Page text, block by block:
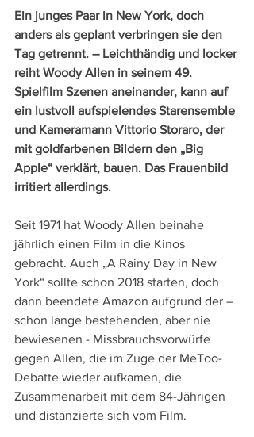
Ein junges Paar in New York, doch
anders als geplant verbringen sie den
Tag getrennt. – Leichthändig und locker
reiht Woody Allen in seinem 49.
Spielfilm Szenen aneinander, kann auf
ein lustvoll aufspielendes Starensemble
und Kameramann Vittorio Storaro, der
mit goldfarbenen Bildern den „Big
Apple“ verklärt, bauen. Das Frauenbild
irritiert allerdings.
Seit 1971 hat Woody Allen beinahe
jährlich einen Film in die Kinos
gebracht. Auch „A Rainy Day in New
York“ sollte schon 2018 starten, doch
dann beendete Amazon aufgrund der –
schon lange bestehenden, aber nie
bewiesenen - Missbrauchsvorwürfe
gegen Allen, die im Zuge der MeToo-
Debatte wieder aufkamen, die
Zusammenarbeit mit dem 84-Jährigen
und distanzierte sich vom Film.